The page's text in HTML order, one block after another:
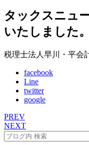
タックスニュ
いたしました。
税理士法人早川・平会
facebook
Line
twitter
google
PREV
NEXT